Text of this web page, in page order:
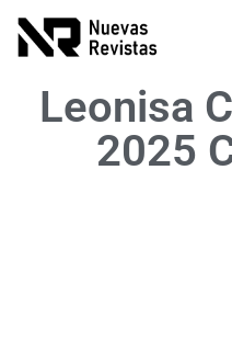
Leonisa
2025